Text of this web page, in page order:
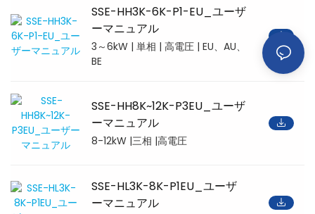
SSE-HH3K-6K-P1-EU_ユーザ
ーマニュアル
3～6kW | 単相 | 高電圧 | EU、AU、
BE
SSE-HH8K~12K-P3EU_ユーザ
ーマニュアル
8-12kW |三相 |高電圧
SSE-HL3K-8K-P1EU_ユーザ
ーマニュアル